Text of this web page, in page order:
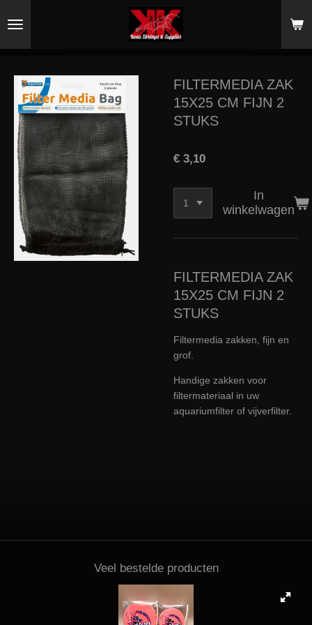
direct
hoofdinhoud
FILTERMEDIA ZAK
15X25 CM FIJN 2
STUKS
€ 3,10
In
winkelwagen
FILTERMEDIA ZAK
15X25 CM FIJN 2
STUKS
Filtermedia zakken, fijn en
grof.
Handige zakken voor
filtermateriaal in uw
aquariumfilter of vijverfilter.
Veel bestelde producten